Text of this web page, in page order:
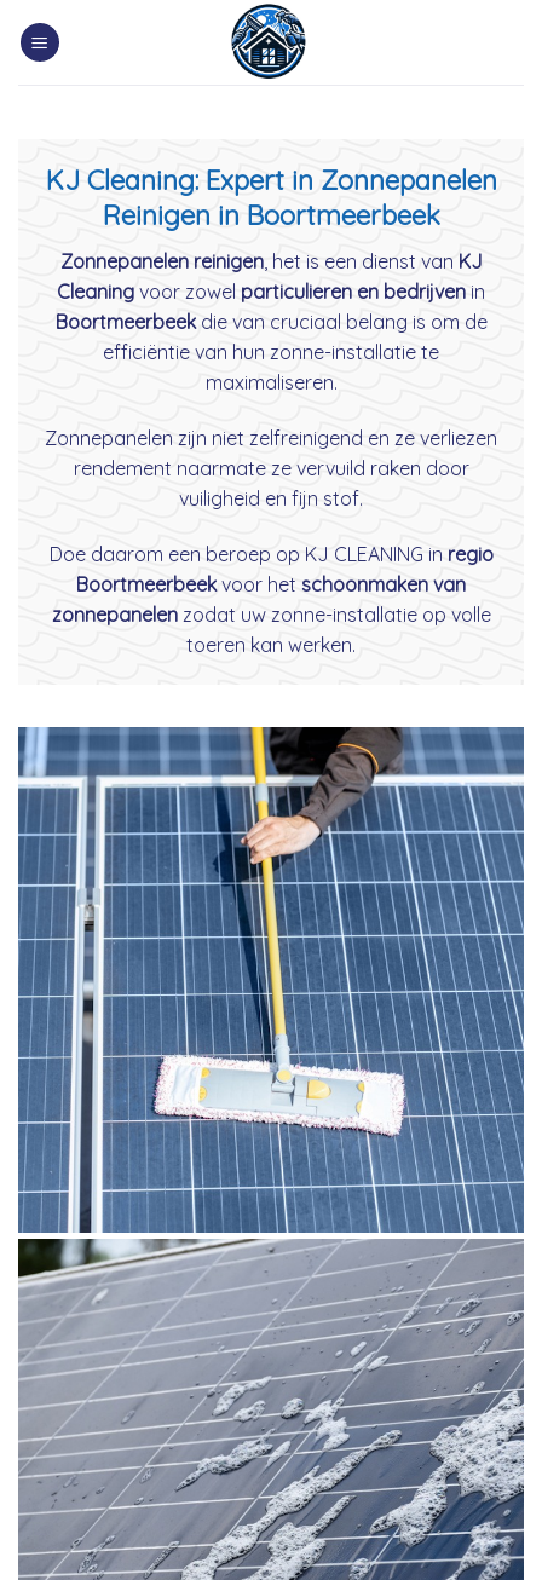
KJ Cleaning: Expert in Zonnepanelen
Reinigen in Boortmeerbeek
Zonnepanelen reinigen, het is een dienst van KJ
Cleaning voor zowel particulieren en bedrijven in
Boortmeerbeekdie van cruciaal belang is om de
efficiëntie van hun zonne-installatie te
maximaliseren.
Zonnepanelen zijn niet zelfreinigend en ze verliezen
rendement naarmate ze vervuild raken door
vuiligheid en fijn stof.
Doe daarom een beroep op KJ CLEANING in regio
Boortmeerbeekvoor het schoonmaken van
zonnepanelenzodat uw zonne-installatie op volle
toeren kan werken.